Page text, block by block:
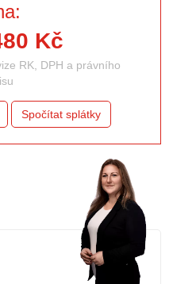
Kč
RK, DPH a právního
Spočítat splátky